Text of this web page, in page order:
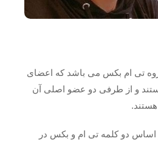
تی ام بکس می باشد که اعضای
و از طرفی دو عضو اصلی آن
هستند.
اساس دو کلمه تی ام و بکس در